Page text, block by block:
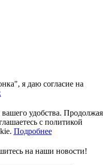
я даю согласие на
удобства. Продолжая
с политикой
Подробнее
на наши новости!